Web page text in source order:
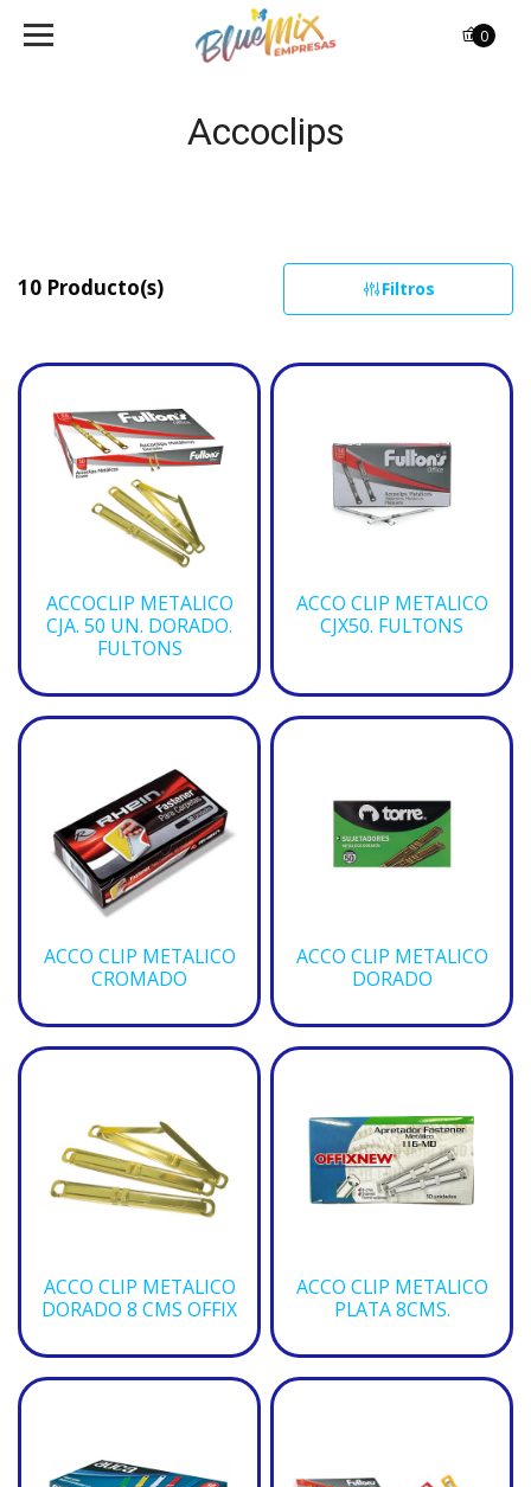
0
Accoclips
10 Producto(s) Filtros
ACCOCLIP METALICO
CJA. 50 UN. DORADO.
FULTONS
ACCO CLIP METALICO
CJX50. FULTONS
ACCO CLIP METALICO
CROMADO
ACCO CLIP METALICO
DORADO
ACCO CLIP METALICO
DORADO 8 CMS OFFIX
ACCO CLIP METALICO
PLATA 8CMS.